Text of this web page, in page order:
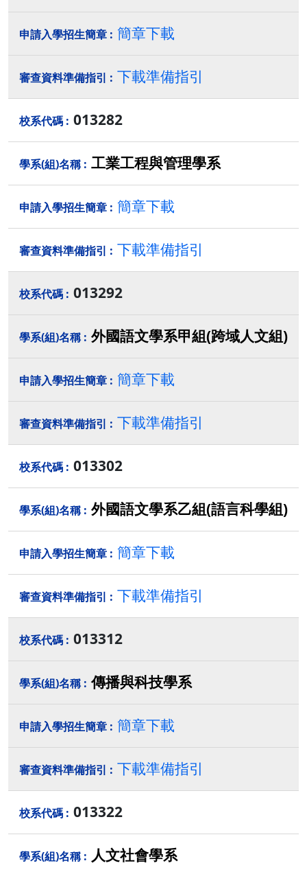
簡章下載
下載準備指引
013282
工業工程與管理學系
簡章下載
下載準備指引
013292
外國語文學系甲組(跨域人文組)
簡章下載
下載準備指引
013302
外國語文學系乙組(語言科學組)
簡章下載
下載準備指引
013312
傳播與科技學系
簡章下載
下載準備指引
013322
人文社會學系